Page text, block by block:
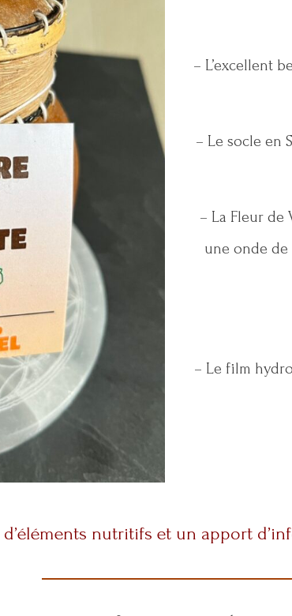
– L’excellent
– Le socle en
– La Fleur de
une onde
– Le film
nutritifs et un apport